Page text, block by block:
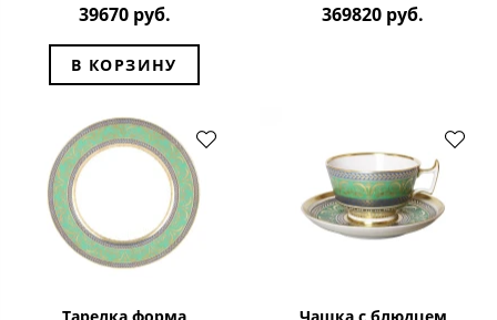
39670 руб.
В КОРЗИНУ
369820 руб.